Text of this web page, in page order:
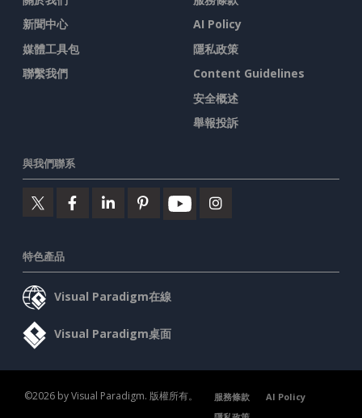
新聞中心
媒體工具包
聯繫我們
AI Policy
隱私政策
Content Guidelines
安全概述
舉報投訴
與我們聯系
特色產品
Visual Paradigm在線
Visual Paradigm桌面
©2026 by Visual Paradigm. 版權所有。 服務條款
AI Policy